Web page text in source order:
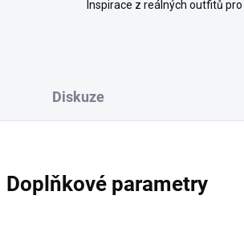
Inspirace z reálných outfitů pro
Diskuze
Doplňkové parametry